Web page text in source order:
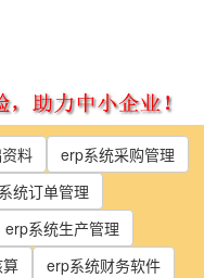
料
erp系统采购管理
统订单管理
erp系统生产管理
erp系统财务软件